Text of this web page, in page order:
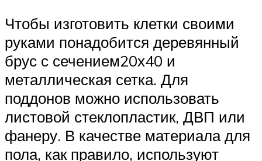
Чтобы изготовить клетки своими
руками понадобится деревянный
брус с сечением20х40 и
металлическая сетка. Для
поддонов можно использовать
листовой стеклопластик, ДВП или
фанеру. В качестве материала для
пола, как правило, используют